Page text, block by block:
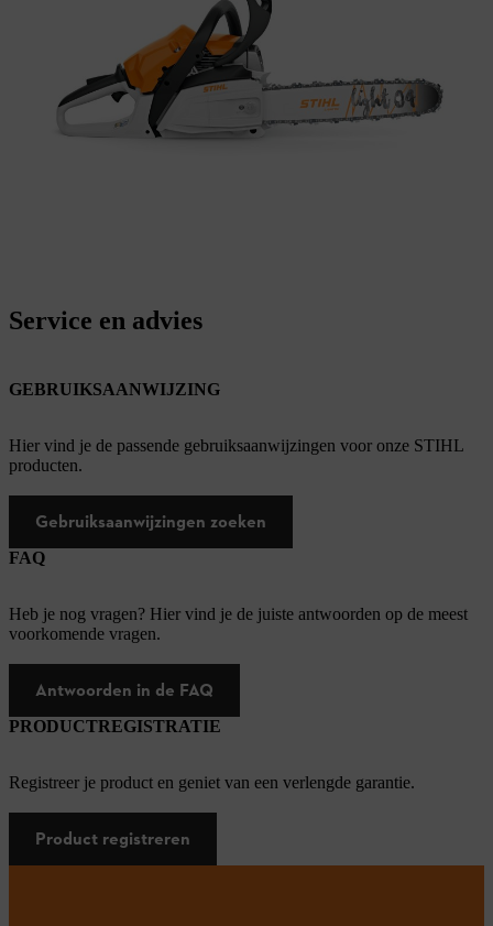
Service en advies
GEBRUIKSAANWIJZING
Hier vind je de passende gebruiksaanwijzingen voor onze STIHL
producten.
Gebruiksaanwijzingen zoeken
FAQ
Heb je nog vragen? Hier vind je de juiste antwoorden op de meest
voorkomende vragen.
Antwoorden in de FAQ
PRODUCTREGISTRATIE
Registreer je product en geniet van een verlengde garantie.
Product registreren